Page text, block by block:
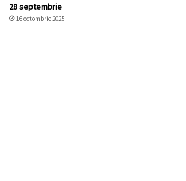
28 septembrie
16 octombrie 2025